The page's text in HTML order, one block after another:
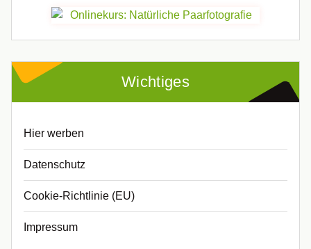
Wichtiges
Hier werben
Datenschutz
Cookie-Richtlinie (EU)
Impressum